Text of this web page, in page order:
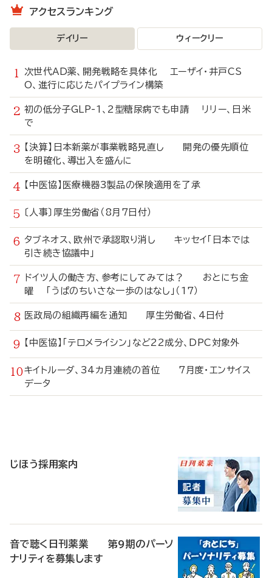
アクセスランキング
デイリー ウィークリー
次世代AD薬、開発戦略を具体化 エーザイ・井戸CS
O、進行に応じたパイプライン構築
初の低分子GLP-1、2型糖尿病でも申請 リリー、日米
で
【決算】日本新薬が事業戦略見直し 開発の優先順位
を明確化、導出入を盛んに
【中医協】医療機器3製品の保険適用を了承
〔人事〕厚生労働省（8月7日付）
タブネオス、欧州で承認取り消し キッセイ「日本では
引き続き協議中」
ドイツ人の働き方、参考にしてみては？ おとにち金
曜 「うぱのちいさな一歩のはなし」（17）
医政局の組織再編を通知 厚生労働省、4日付
【中医協】「テロメライシン」など22成分、DPC対象外
キイトルーダ、34カ月連続の首位 7月度・エンサイス
データ
じほう採用案内
音で聴く日刊薬業 第9期のパーソ
ナリティを募集します